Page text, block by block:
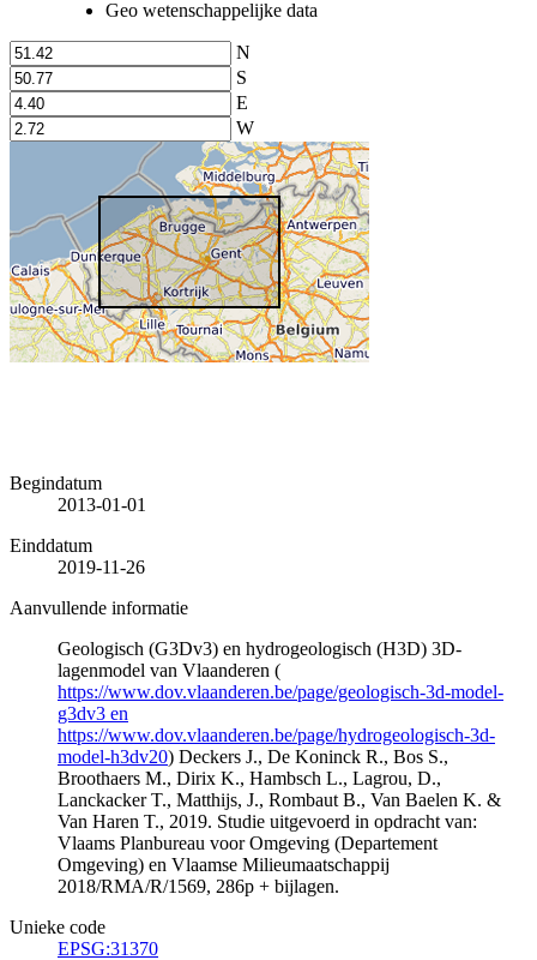
Geo wetenschappelijke data
N
S
E
W
Begindatum
2013-01-01
Einddatum
2019-11-26
Aanvullende informatie
Geologisch (G3Dv3) en hydrogeologisch (H3D) 3D-
lagenmodel van Vlaanderen (
https://www.dov.vlaanderen.be/page/geologisch-3d-model-
g3dv3 en
https://www.dov.vlaanderen.be/page/hydrogeologisch-3d-
model-h3dv20) Deckers J., De Koninck R., Bos S.,
Broothaers M., Dirix K., Hambsch L., Lagrou, D.,
Lanckacker T., Matthijs, J., Rombaut B., Van Baelen K. &
Van Haren T., 2019. Studie uitgevoerd in opdracht van:
Vlaams Planbureau voor Omgeving (Departement
Omgeving) en Vlaamse Milieumaatschappij
2018/RMA/R/1569, 286p + bijlagen.
Unieke code
EPSG:31370